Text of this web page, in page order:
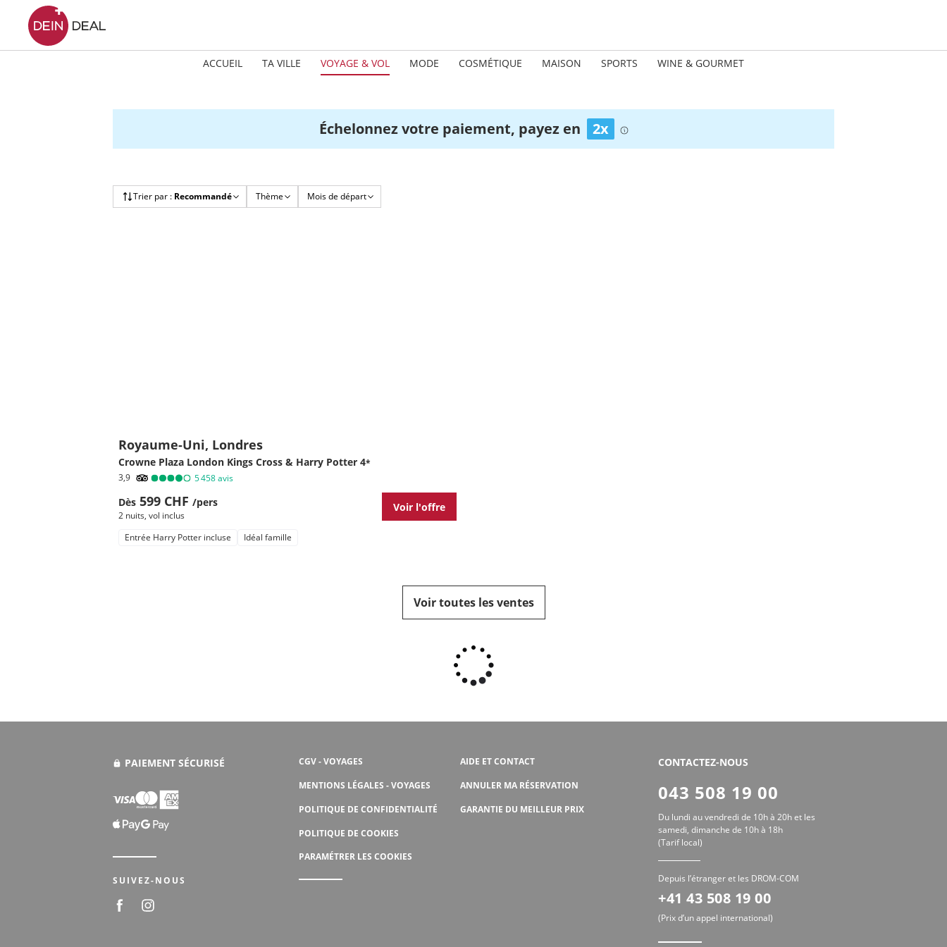
ACCUEIL TA VILLE VOYAGE & VOL MODE COSMÉTIQUE MAISON SPORTS WINE & GOURMET
Échelonnez votre paiement, payez en 2x
Trier par : Recommandé Thème Mois de départ
Royaume-Uni, Londres
Crowne Plaza London Kings Cross & Harry Potter 4*
3,9 5 458avis
Dès 599 CHF /pers
2 nuits, vol inclus
Voir l'offre
Entrée Harry Potter incluse Idéal famille
Voir toutes les ventes
PAIEMENT SÉCURISÉ
SUIVEZ-NOUS
CONTACTEZ-NOUS
043 508 19 00
Du lundi au vendredi de 10h à 20h et les
samedi, dimanche de 10h à 18h
(Tarif local)
Depuis l’étranger et les DROM-COM
+41 43 508 19 00
(Prix d’un appel international)
CGV - VOYAGES
MENTIONS LÉGALES - VOYAGES
POLITIQUE DE CONFIDENTIALITÉ
POLITIQUE DE COOKIES
PARAMÉTRER LES COOKIES
AIDE ET CONTACT
ANNULER MA RÉSERVATION
GARANTIE DU MEILLEUR PRIX